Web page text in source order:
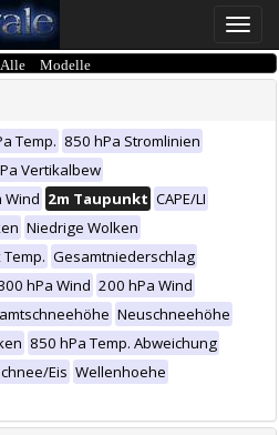
Toggle
Modelle
Temp. 850 hPa Stromlinien
Vertikalbew
Wind 2m Taupunkt CAPE/LI
Niedrige Wolken
Gesamtniederschlag
hPa Wind 200 hPa Wind
Neuschneehöhe
850 hPa Temp. Abweichung
Eis Wellenhoehe